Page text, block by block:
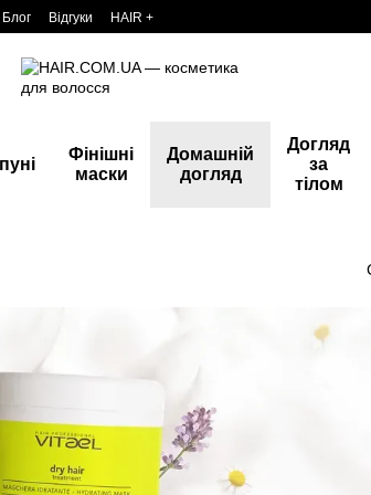
Блог Відгуки HAIR +
Фінішні
маски
Домашній
догляд
Догляд
за
тілом